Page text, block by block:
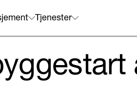
Tjenester